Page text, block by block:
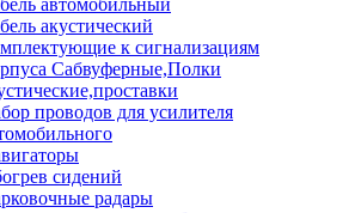
автомобильный
акустический
к сигнализациям
Сабвуферные,Полки
проводов для усилителя
сидений
радары